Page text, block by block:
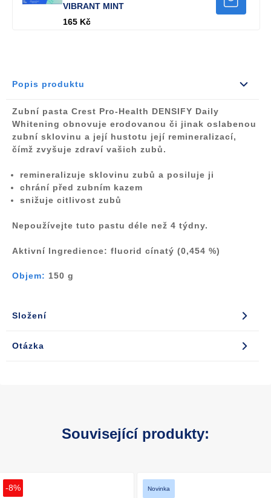
VIBRANT MINT
165 Kč
Popis produktu
Zubní pasta Crest Pro-Health DENSIFY Daily
Whitening obnovuje erodovanou či jinak oslabenou
zubní sklovinu a její hustotu její remineralizací,
čímž zvyšuje zdraví vašich zubů.
remineralizuje sklovinu zubů a posiluje ji
chrání před zubním kazem
snižuje citlivost zubů
Nepoužívejte tuto pastu déle než 4 týdny.
Aktivní Ingredience: fluorid cínatý (0,454 %)
Objem: 150 g
Složení
Otázka
Související produkty:
-8% Novinka